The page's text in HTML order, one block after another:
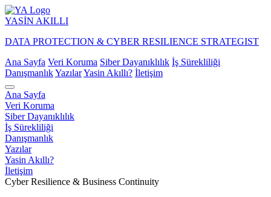
YASİN AKILLI
DATA PROTECTION & CYBER RESILIENCE STRATEGIST
Ana Sayfa Veri Koruma Siber Dayanıklılık İş Sürekliliği
DanışmanlıkYazılarYasin Akıllı? İletişim
Ana Sayfa
Veri Koruma
Siber Dayanıklılık
İş Sürekliliği
Danışmanlık
Yazılar
Yasin Akıllı?
İletişim
Cyber Resilience & Business Continuity